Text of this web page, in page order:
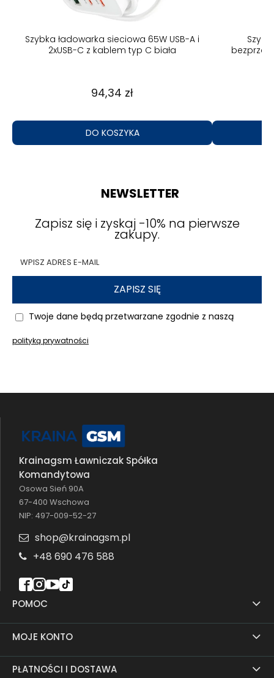
Szybka ładowarka sieciowa 65W USB-A i
2xUSB-C z kablem typ C biała
94,34 zł
DO KOSZYKA
NEWSLETTER
Zapisz się i zyskaj -10% na pierwsze
zakupy.
ZAPISZ SIĘ
Twoje dane będą przetwarzane zgodnie z naszą
polityką prywatności
POMOC
MOJE KONTO
PŁATNOŚCI I DOSTAWA
Krainagsm Ławniczak Spółka
Komandytowa
Osowa Sień 90A
67-400 Wschowa
NIP: 497-009-52-27
shop@krainagsm.pl
+48 690 476 588